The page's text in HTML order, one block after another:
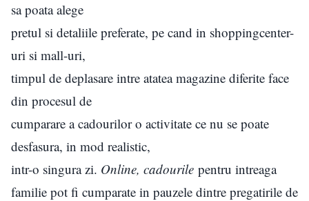
sa poata alege
pretul si detaliile preferate, pe cand in shoppingcenter-
uri si mall-uri,
timpul de deplasare intre atatea magazine diferite face
din procesul de
cumparare a cadourilor o activitate ce nu se poate
desfasura, in mod realistic,
intr-o singura zi. Online, cadourile pentru intreaga
familie pot fi cumparate in pauzele dintre pregatirile de